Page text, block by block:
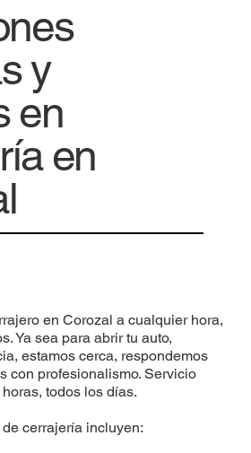
y
en
en
en Corozal a cualquier hora,
Ya sea para abrir tu auto,
estamos cerca, respondemos
con profesionalismo. Servicio
todos los días.
cerrajería incluyen: